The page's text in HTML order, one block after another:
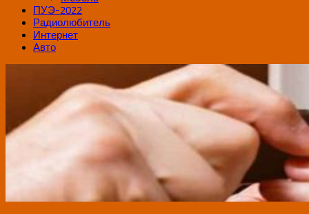
ПУЭ-2022
Радиолюбитель
Интернет
Авто